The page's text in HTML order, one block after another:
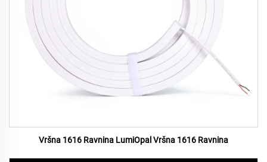
Vršna 1616 Ravnina LumiOpal Vršna 1616 Ravnina